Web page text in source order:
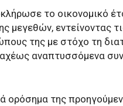
το οικονομικό
μεγεθών, εντείνοντας
της με στόχο τη
αναπτυσσόμενα
ορόσημα της